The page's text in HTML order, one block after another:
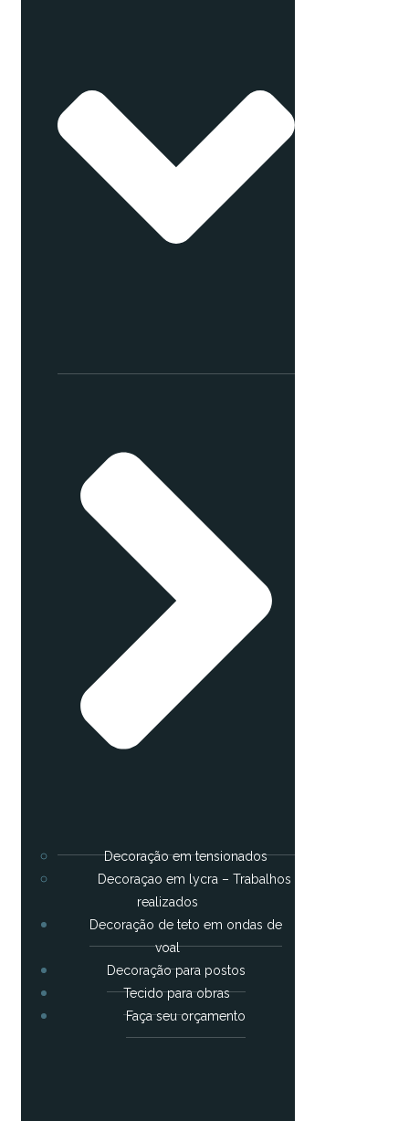
Decoração em tensionados
Decoraçao em lycra – Trabalhos
realizados
Decoração de teto em ondas de
voal
Decoração para postos
Tecido para obras
Faça seu orçamento